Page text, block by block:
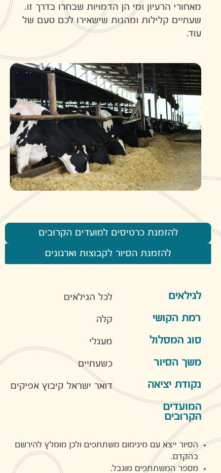
מאחורי הרעיון ומי הן הדמויות שבחרו בדרך זו.
שעתיים קלילות ומהנות שישאירו לכם טעם של
עוד.
להזמנת כרטיסים למועדים הקרובים
להזמנת הסיור לקבוצות וארגונים
לגילאים לכל הגילאים
רמת הקושי קלה
סוג המסלול מעגלי
משך הסיור כשעתיים
נקודת יציאה דואר ישראל קיבוץ אפיקים
המועדים
הקרובים
הסיור ייצא עם מינימום משתתפים ולכן מומלץ להירשם
בהקדם.
מספר המשתתפים מוגבל.